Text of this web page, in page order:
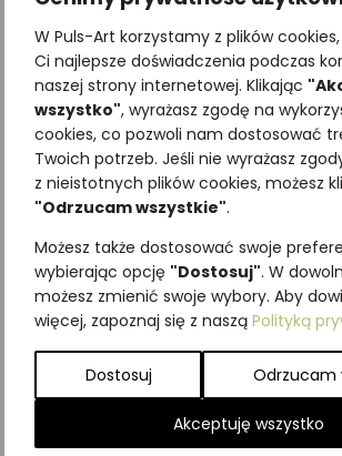
W Puls-Art korzystamy z plików
Ci najlepsze doświadczenia podczas
naszej strony internetowej. Klikając
wszystko", wyrażasz zgodę na
cookies, co pozwoli nam dostosować
Twoich potrzeb. Jeśli nie wyrażasz
z nieistotnych plików cookies, możesz
"Odrzucam wszystkie".
Możesz także dostosować swoje
wybierając opcję "Dostosuj". W
możesz zmienić swoje wybory. Aby
więcej, zapoznaj się z naszą Polityką
Dostosuj Odrzucam
Akceptuję wszystko
Najniższa cena
dni:
Kategorie:
Ssaki
Podobne produkty